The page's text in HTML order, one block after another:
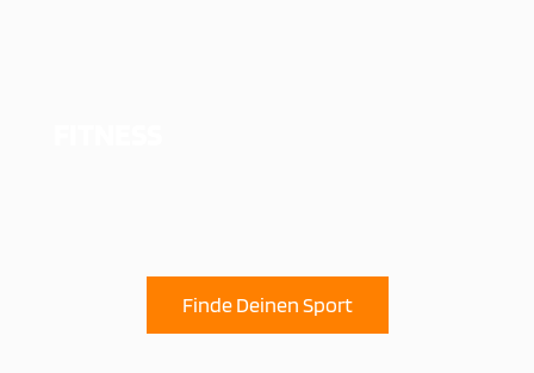
Finde Deinen Sport